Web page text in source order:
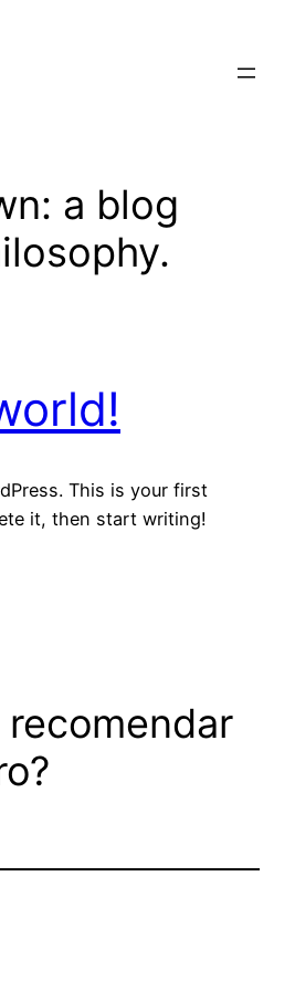
a blog
This is your first
it, then start writing!
recomendar